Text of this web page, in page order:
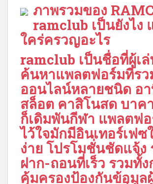
ภาพรวมของ
ramclub เป็นยังไง
ใคร่ครวญอะไร
ramclub เป็นชื่อที่ผู้เ
ค้นหาแพลตฟอร์มที่รว
ออนไลน์หลายชนิด อ
สล็อต คาสิโนสด บาค
ก็เดิมพันกีฬา แพลตฟ
ไว้ใจมักมีอินเทอร์เฟซ
ง่าย โปรโมชั่นชัดแจ้ง
ฝาก-ถอนที่เร็ว รวมทั้ง
คุ้มครองป้องกันข้อมูล